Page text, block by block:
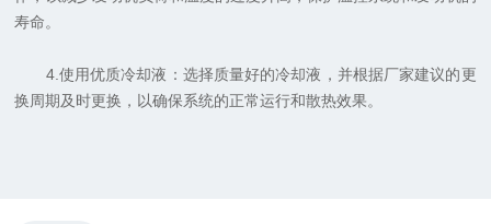
寿命。
4.使用优质冷却液：选择质量好的冷却液，并根据厂家建议的更
换周期及时更换，以确保系统的正常运行和散热效果。